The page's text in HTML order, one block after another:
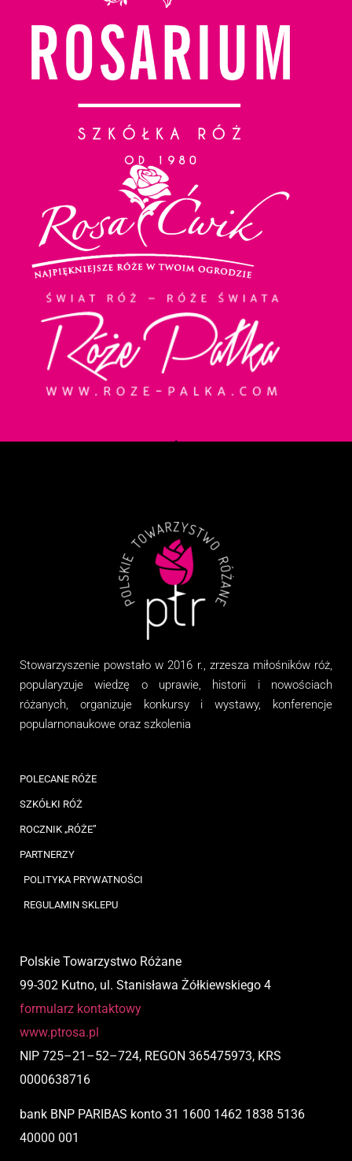
Stowarzyszenie powstało w 2016 r., zrzesza miłośników róż,
popularyzuje wiedzę o uprawie, historii i nowościach
różanych, organizujekonkursy i wystawy, konferencje
popularnonaukowe oraz szkolenia
POLECANE RÓŻE
SZKÓŁKI RÓŻ
ROCZNIK „RÓŻE”
PARTNERZY
POLITYKA PRYWATNOŚCI
REGULAMIN SKLEPU
Polskie Towarzystwo Różane
99-302 Kutno, ul. Stanisława Żółkiewskiego 4
formularz kontaktowy
www.ptrosa.pl
NIP 725–21 –52–724, REGON 365475973, KRS
0000638716
bank BNP PARIBAS konto 31 1600 1462 1838 5136
40000 001